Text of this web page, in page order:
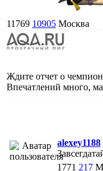
11769 10905 Москва
Ждите отчет о
Впечатлений много,
alexey1188
1771 217